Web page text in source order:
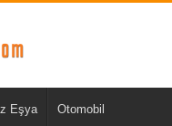
Eşya Otomobil